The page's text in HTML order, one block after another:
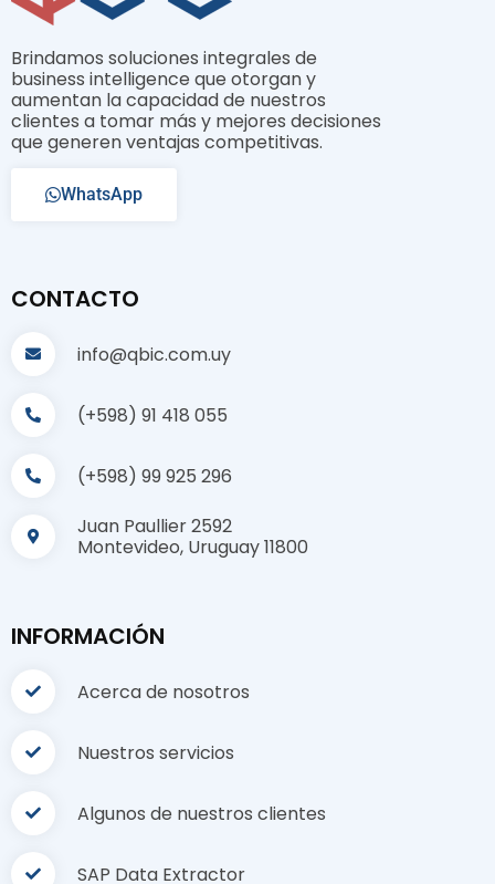
Brindamos soluciones integrales de
business intelligence que otorgan y
aumentan la capacidad de nuestros
clientes a tomar más y mejores decisiones
que generen ventajas competitivas.
WhatsApp
CONTACTO
info@qbic.com.uy
(+598) 91 418 055
(+598) 99 925 296
Juan Paullier 2592
Montevideo, Uruguay 11800
INFORMACIÓN
Acerca de nosotros
Nuestros servicios
Algunos de nuestros clientes
SAP Data Extractor